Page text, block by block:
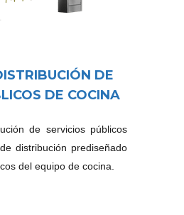
DE
DE COCINA
de servicios públicos
distribución prediseñado
del equipo de cocina.